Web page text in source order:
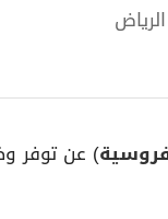
الرياض
) عن توفر